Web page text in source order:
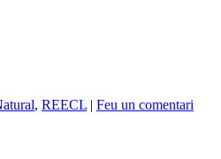
, REECL | Feu un comentari